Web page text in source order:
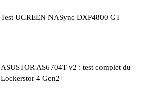
Test UGREEN NASync DXP4800 GT
ASUSTOR AS6704T v2 : test complet du
Lockerstor 4 Gen2+